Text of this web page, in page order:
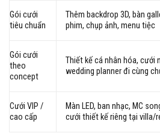
Gói cưới
tiêu chuẩn
Thêm backdrop 3D, bàn
phim, chụp ảnh, menu tiệc
Gói cưới
theo
concept
Thiết kế cá nhân hóa, cưới
wedding planner đi cùng
Cưới VIP /
cao cấp
Màn LED, ban nhạc, MC
cưới thiết kế riêng tại villa/